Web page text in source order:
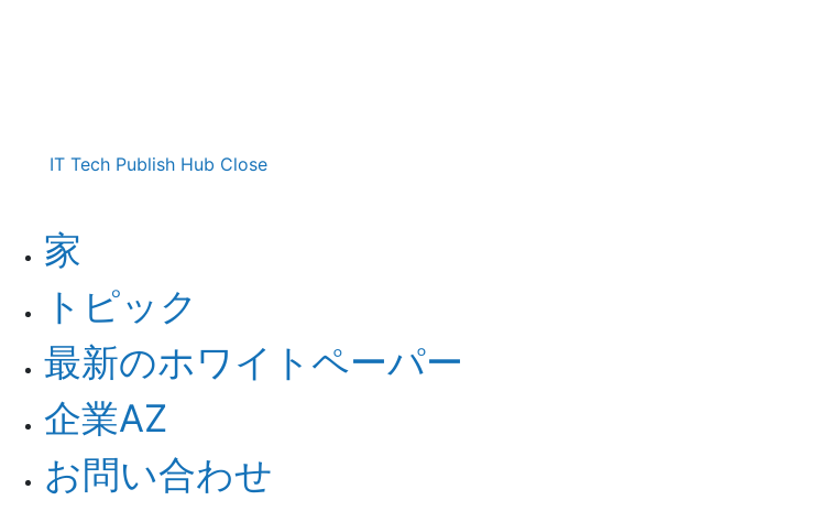
IT Tech Publish Hub Close
家
トピック
最新のホワイトペーパー
企業AZ
お問い合わせ